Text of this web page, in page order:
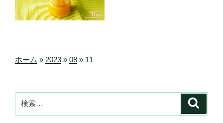
ホーム » 2023 » 08 » 11
索: